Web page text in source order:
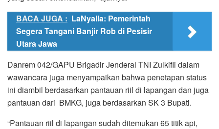
BACA JUGA : LaNyalla: Pemerintah
Segera Tangani Banjir Rob di Pesisir
Utara Jawa
Danrem 042/GAPU Brigadir Jenderal TNI Zulkifli dalam
wawancara juga menyampaikan bahwa penetapan status
ini diambil berdasarkan pantauan riil di lapangan dan juga
pantauan dari BMKG, juga berdasarkan SK 3 Bupati.
“Pantauan riil di lapangan sudah ditemukan 65 titik api,